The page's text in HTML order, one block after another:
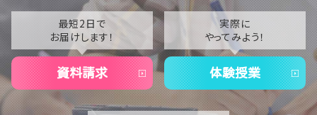
2021
2020
最短2日で
お届けします！
資料請求
実際に
やってみよう！
体験授業